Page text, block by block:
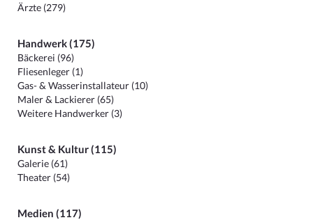
Ärzte (279)
Handwerk (175)
Bäckerei (96)
Fliesenleger (1)
Gas- & Wasserinstallateur (10)
Maler & Lackierer (65)
Weitere Handwerker (3)
Kunst & Kultur (115)
Galerie (61)
Theater (54)
Medien (117)